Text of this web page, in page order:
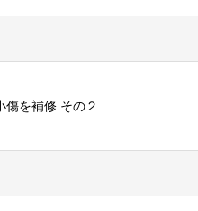
傷を補修 その２